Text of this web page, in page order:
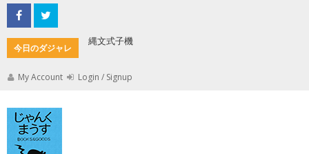
Skip
to
content
今日のダジャレ
縄文式子機
My Account Login / Signup